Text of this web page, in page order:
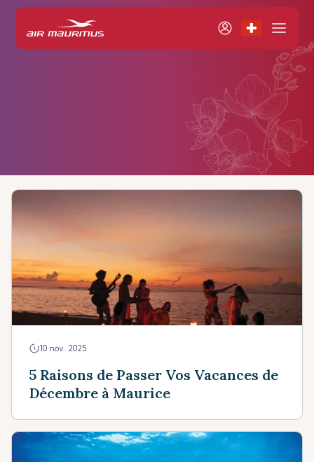
10 nov. 2025
5 Raisons de Passer Vos Vacances de
Décembre à Maurice